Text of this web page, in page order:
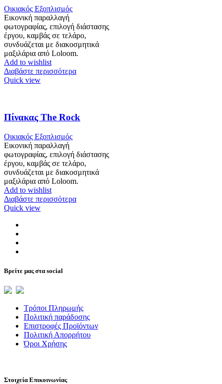
Οικιακός Εξοπλισμός
Εικονική παραλλαγή
φωτογραφίας, επιλογή διάστασης
έργου, καμβάς σε τελάρο,
συνδυάζεται με διακοσμητικά
μαξιλάρια απὀ Loloom.
Add to wishlist
Διαβάστε περισσότερα
Quick view
Πίνακας The Rock
Οικιακός Εξοπλισμός
Εικονική παραλλαγή
φωτογραφίας, επιλογή διάστασης
έργου, καμβάς σε τελάρο,
συνδυάζεται με διακοσμητικά
μαξιλάρια απὀ Loloom.
Add to wishlist
Διαβάστε περισσότερα
Quick view
Βρείτε μας στα social
Τρόποι Πληρωμής
Πολιτική παράδοσης
Επιστροφές Προϊόντων
Πολιτική Απορρήτου
Όροι Χρήσης
Στοιχεία Επικοινωνίας